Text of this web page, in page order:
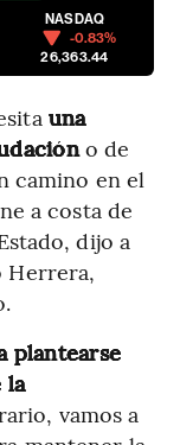
NASDAQ
-0.83%
26,363.44
una
o de
camino en el
a costa de
dijo a
Herrera,
plantearse
la
vamos a